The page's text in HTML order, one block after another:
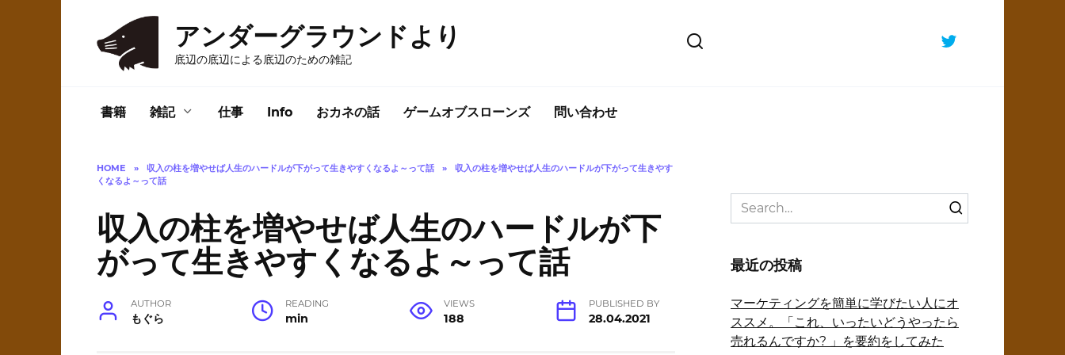
アンダーグラウンドより
底辺の底辺による底辺のための雑記
書籍 雑記 仕事 Info おカネの話 ゲームオブスローンズ 問い合わせ
HOME » 収入の柱を増やせば人生のハードルが下がって生きやすくなるよ～って話 »
収入の柱を増やせば人生のハードルが下がって生きやす
くなるよ～って話
収入の柱を増やせば人生のハードルが下
がって生きやすくなるよ～って話
AUTHOR
もぐら
READING
min
VIEWS
188
PUBLISHED BY
28.04.2021
Search
for:
最近の投稿
マーケティングを簡単に学びたい人にオ
ススメ。「これ、いったいどうやったら
売れるんですか? 」を要約をしてみた